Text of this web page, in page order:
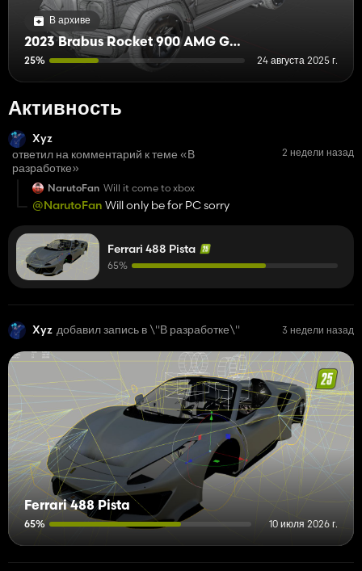
В архиве
2023 Brabus Rocket 900 AMG G63
25% 24 августа 2025 г.
Активность
Xyz
ответил на комментарий к теме «В
разработке»
2 недели назад
NarutoFan Will it come to xbox
@NarutoFan Will only be for PC sorry
Ferrari 488 Pista
65%
Xyz добавил запись в \"В разработке\" 3 недели назад
Ferrari 488 Pista
65% 10 июля 2026 г.